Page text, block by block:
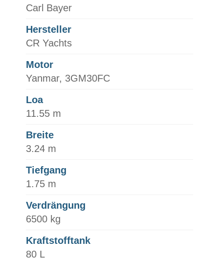
Carl Bayer
Hersteller
CR Yachts
Motor
Yanmar, 3GM30FC
Loa
11.55 m
Breite
3.24 m
Tiefgang
1.75 m
Verdrängung
6500 kg
Kraftstofftank
80 L